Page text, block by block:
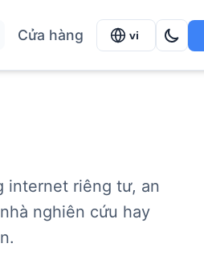
Cửa hàng vi
internet riêng tư, an
nghiên cứu hay